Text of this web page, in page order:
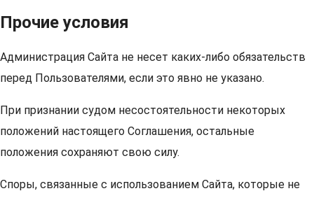
Прочие условия
Администрация Сайта не несет каких-либо обязательств
перед Пользователями, если это явно не указано.
При признании судом несостоятельности некоторых
положений настоящего Соглашения, остальные
положения сохраняют свою силу.
Споры, связанные с использованием Сайта, которые не